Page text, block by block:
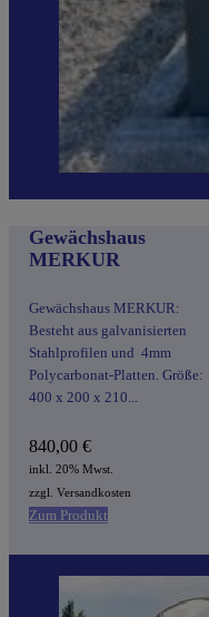
Gewächshaus
MERKUR
Gewächshaus MERKUR:
Besteht aus galvanisierten
Stahlprofilen und 4mm
Polycarbonat-Platten. Größe:
400 x 200 x 210...
840,00€
inkl. 20% Mwst.
zzgl. Versandkosten
Zum Produkt